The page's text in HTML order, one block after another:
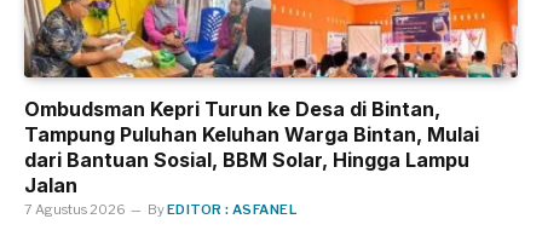
Ombudsman Kepri Turun ke Desa di Bintan,
Tampung Puluhan Keluhan Warga Bintan, Mulai
dari Bantuan Sosial, BBM Solar, Hingga Lampu
Jalan
7 Agustus 2026 ByEDITOR : ASFANEL